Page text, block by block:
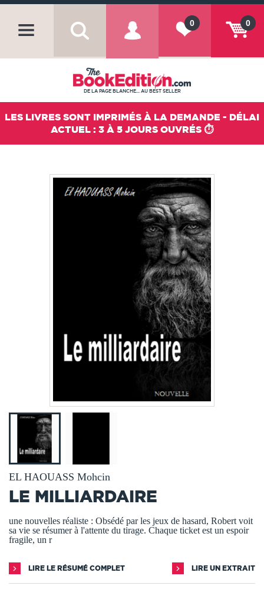
0
0
DE LA PAGE BLANCHE... AU BEST SELLER
LES LIVRES SONT IMPRIMÉS À LA DEMANDE - DÉLAI
ACTUEL : 3 À 5 JOURS OUVRÉS ⏱️
EL HAOUASS Mohcin
LE MILLIARDAIRE
une nouvelles réaliste : Obsédé par les jeux de hasard, Robert voit
sa vie se résumer à l'attente du tirage. Chaque ticket est un espoir
fragile, un r
LIRE LE RÉSUMÉ COMPLET LIRE UN EXTRAIT